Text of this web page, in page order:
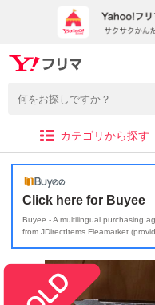
カテゴリから探す
Click here for Buyee
Buyee - A multilingual purchasing
from JDirectItems Fleamarket